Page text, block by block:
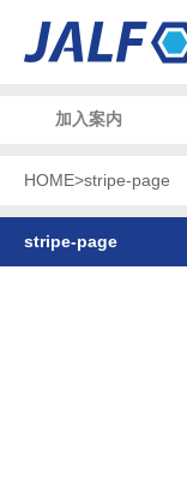
加入案内
HOME>stripe-page
stripe-page